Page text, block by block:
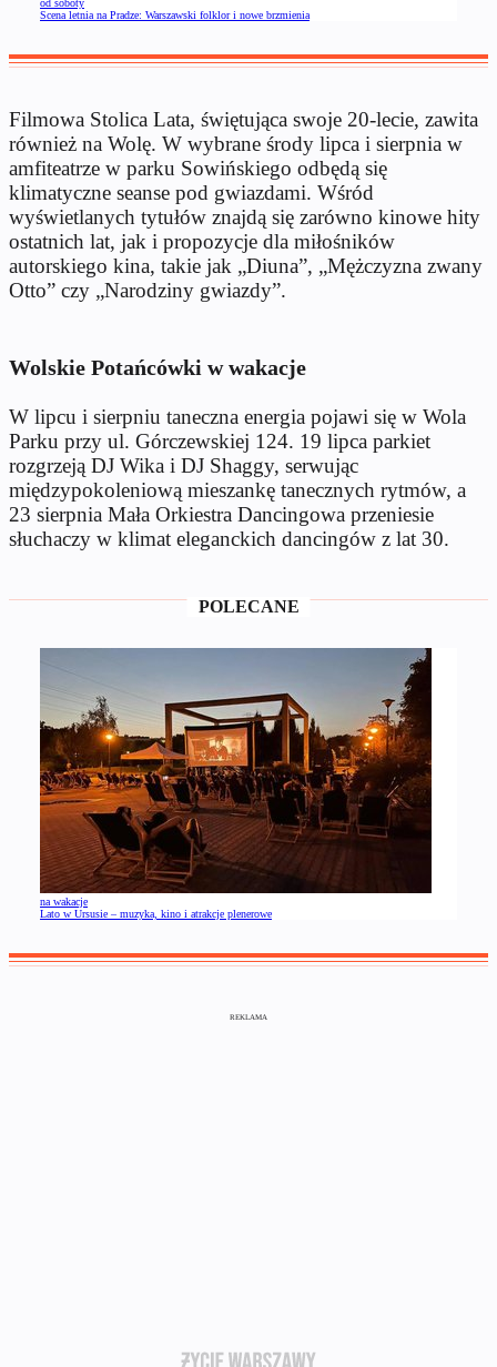
od soboty
Scena letnia na Pradze: Warszawski folklor i nowe brzmienia
Filmowa Stolica Lata, świętująca swoje 20-lecie, zawita
również na Wolę. W wybrane środy lipca i sierpnia w
amfiteatrze w parku Sowińskiego odbędą się
klimatyczne seanse pod gwiazdami. Wśród
wyświetlanych tytułów znajdą się zarówno kinowe hity
ostatnich lat, jak i propozycje dla miłośników
autorskiego kina, takie jak „Diuna”, „Mężczyzna zwany
Otto” czy „Narodziny gwiazdy”.
Wolskie Potańcówki w wakacje
W lipcu i sierpniu taneczna energia pojawi się w Wola
Parku przy ul. Górczewskiej 124. 19 lipca parkiet
rozgrzeją DJ Wika i DJ Shaggy, serwując
międzypokoleniową mieszankę tanecznych rytmów, a
23 sierpnia Mała Orkiestra Dancingowa przeniesie
słuchaczy w klimat eleganckich dancingów z lat 30.
POLECANE
na wakacje
Lato w Ursusie – muzyka, kino i atrakcje plenerowe
REKLAMA